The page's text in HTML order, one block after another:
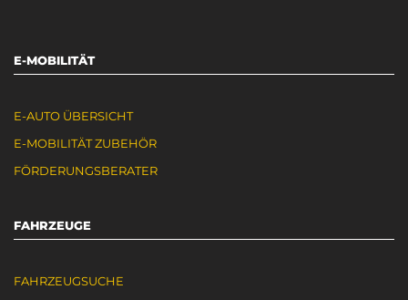
E-MOBILITÄT
E-AUTO ÜBERSICHT
E-MOBILITÄT ZUBEHÖR
FÖRDERUNGSBERATER
FAHRZEUGE
FAHRZEUGSUCHE